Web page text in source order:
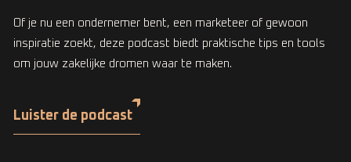
Of je nu een ondernemer bent, een marketeer of gewoon
inspiratie zoekt, deze podcast biedt praktische tips en tools
om jouw zakelijke dromen waar te maken.
Luister de podcast